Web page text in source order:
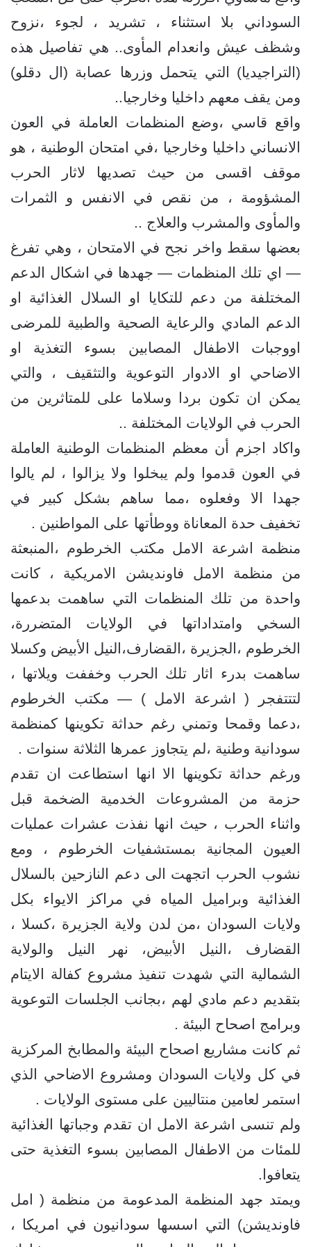
السوداني بلا استثناء ، تشريد ، لجوء ،نزوح
وشظف عيش وانعدام المأوى.. هي تفاصيل هذه
(التراجيديا) التي يتحمل وزرها عصابة (ال دقلو)
ومن يقف معهم داخليا وخارجيا..
واقع قاسي ،وضع المنظمات العاملة في العون
الانساني داخليا وخارجيا ،في امتحان الوطنية ، هو
موقف اقسى من حيث تصديها لاثار الحرب
المشؤومة ، من نقص في الانفس و الثمرات
والمأوى والمشرب والعلاج ..
بعضها سقط واخر نجح في الامتحان ، وهي تفرغ
— اي تلك المنظمات — جهدها في اشكال الدعم
المختلفة من دعم للتكايا او السلال الغذائية او
الدعم المادي والرعاية الصحية والطبية للمرضى
اووجبات الاطفال المصابين بسوء التغذية او
الاضاحي او الادوار التوعوية والتثقيف ، والتي
يمكن ان تكون بردا وسلاما على للمتاثرين من
الحرب في الولايات المختلفة ..
واكاد اجزم أن معظم المنظمات الوطنية العاملة
في العون قدموا ولم يبخلوا ولا يزالوا ، لم يالوا
جهدا الا وفعلوه ،مما ساهم بشكل كبير في
تخفيف حدة المعاناة ووطأتها على المواطنين .
منظمة اشرعة الامل مكتب الخرطوم ،المنبعثة
من منظمة الامل فاونديشن الامريكية ، كانت
واحدة من تلك المنظمات التي ساهمت بدعمها
السخي وامتداداتها في الولايات المتضررة،
الخرطوم ،الجزيرة ،القضارف،النيل الأبيض وكسلا
ساهمت بدرء اثار تلك الحرب وخففت ويلاتها ،
لتتتفجر ( اشرعة الامل ) — مكتب الخرطوم
،دعما وقمحا وتمني رغم حداثة تكوينها كمنظمة
سودانية وطنية ،لم يتجاوز عمرها الثلاثة سنوات .
ورغم حداثة تكوينها الا انها استطاعت ان تقدم
حزمة من المشروعات الخدمية الضخمة قبل
واثناء الحرب ، حيث انها نفذت عشرات عمليات
العيون المجانية بمستشفيات الخرطوم ، ومع
نشوب الحرب اتجهت الى دعم النازحين بالسلال
الغذائية وبراميل المياه في مراكز الايواء بكل
ولايات السودان ،من لدن ولاية الجزيرة ،كسلا ،
القضارف ،النيل الأبيض، نهر النيل والولاية
الشمالية التي شهدت تنفيذ مشروع كفالة الايتام
بتقديم دعم مادي لهم ،بجانب الجلسات التوعوية
وبرامج اصحاح البيئة .
ثم كانت مشاريع اصحاح البيئة والمطابخ المركزية
في كل ولايات السودان ومشروع الاضاحي الذي
استمر لعامين منتاليين على مستوى الولايات .
ولم تنسى اشرعة الامل ان تقدم وجباتها الغذائية
للمئات من الاطفال المصابين بسوء التغذية حتى
يتعافوا.
ويمتد جهد المنظمة المدعومة من منظمة ( امل
فاونديشن) التي اسسها سودانيون في امريكا ،